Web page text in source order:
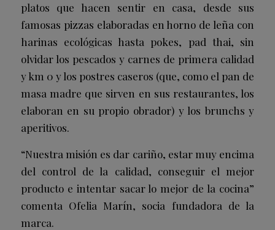
platos que hacen sentir en casa, desde sus
famosas pizzas elaboradas en horno de leña con
harinas ecológicas hasta pokes, pad thai, sin
olvidar los pescados y carnes de primera calidad
y km 0 y los postres caseros (que, como el pan de
masa madre que sirven en sus restaurantes, los
elaboran en su propio obrador) y los brunchs y
aperitivos.
“Nuestra misión es dar cariño, estar muy encima
del control de la calidad, conseguir el mejor
producto e intentar sacar lo mejor de la cocina”
comenta Ofelia Marín, socia fundadora de la
marca.